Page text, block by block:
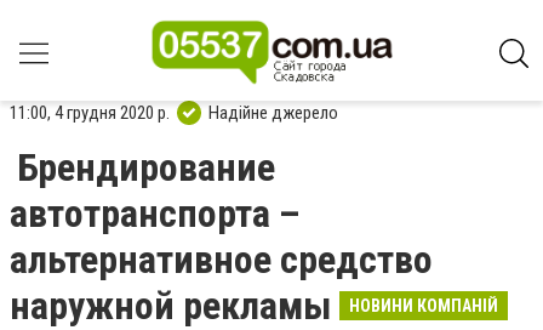
11:00, 4 грудня 2020 р. Надійне джерело
Брендирование
автотранспорта –
альтернативное средство
наружной рекламы
НОВИНИ КОМПАНІЙ